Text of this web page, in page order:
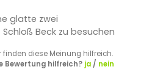
glatte zwei
Beck zu besuchen
finden diese Meinung hilfreich.
Bewertung hilfreich? ja/ nein